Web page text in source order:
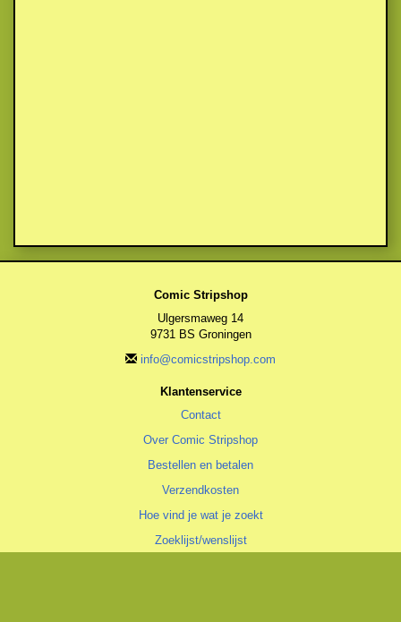
Comic Stripshop
Ulgersmaweg 14
9731 BS Groningen
info@comicstripshop.com
Klantenservice
Contact
Over Comic Stripshop
Bestellen en betalen
Verzendkosten
Hoe vind je wat je zoekt
Zoeklijst/wenslijst